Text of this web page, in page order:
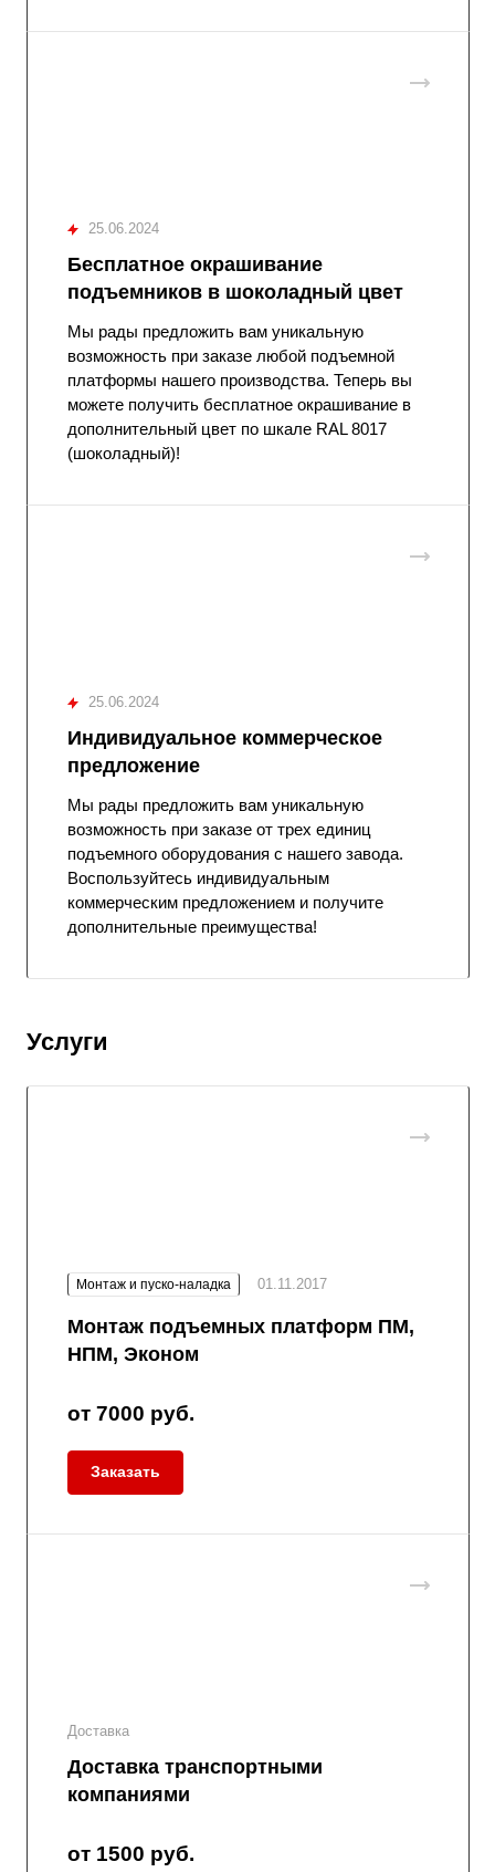
25.06.2024
Бесплатное окрашивание
подъемников в шоколадный цвет
Мы рады предложить вам уникальную
возможность при заказе любой подъемной
платформы нашего производства. Теперь вы
можете получить бесплатное окрашивание в
дополнительный цвет по шкале RAL 8017
(шоколадный)!
25.06.2024
Индивидуальное коммерческое
предложение
Мы рады предложить вам уникальную
возможность при заказе от трех единиц
подъемного оборудования с нашего завода.
Воспользуйтесь индивидуальным
коммерческим предложением и получите
дополнительные преимущества!
Услуги
Монтаж и пуско-наладка 01.11.2017
Монтаж подъемных платформ ПМ,
НПМ, Эконом
от 7000 руб.
Заказать
Доставка
Доставка транспортными
компаниями
от 1500 руб.